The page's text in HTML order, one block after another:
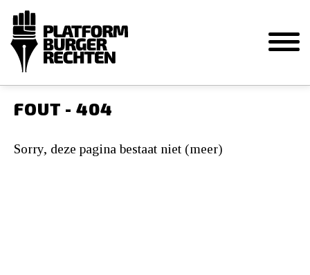
FOUT - 404
Sorry, deze pagina bestaat niet (meer)